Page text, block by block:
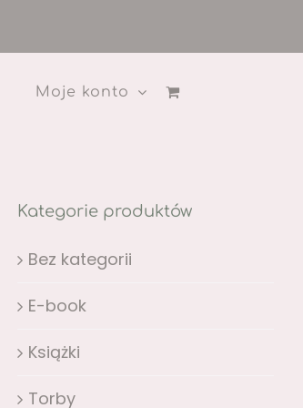
Moje konto
Kategorie produktów
Bez kategorii
E-book
Książki
Torby